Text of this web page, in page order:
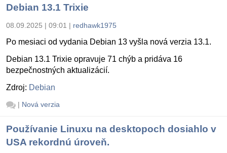
Debian 13.1 Trixie
08.09.2025 | 09:01 | redhawk1975
Po mesiaci od vydania Debian 13 vyšla nová verzia 13.1.
Debian 13.1 Trixie opravuje 71 chýb a pridáva 16
bezpečnostných aktualizácií.
Zdroj: Debian
| Nová verzia
Používanie Linuxu na desktopoch dosiahlo v
USA rekordnú úroveň.